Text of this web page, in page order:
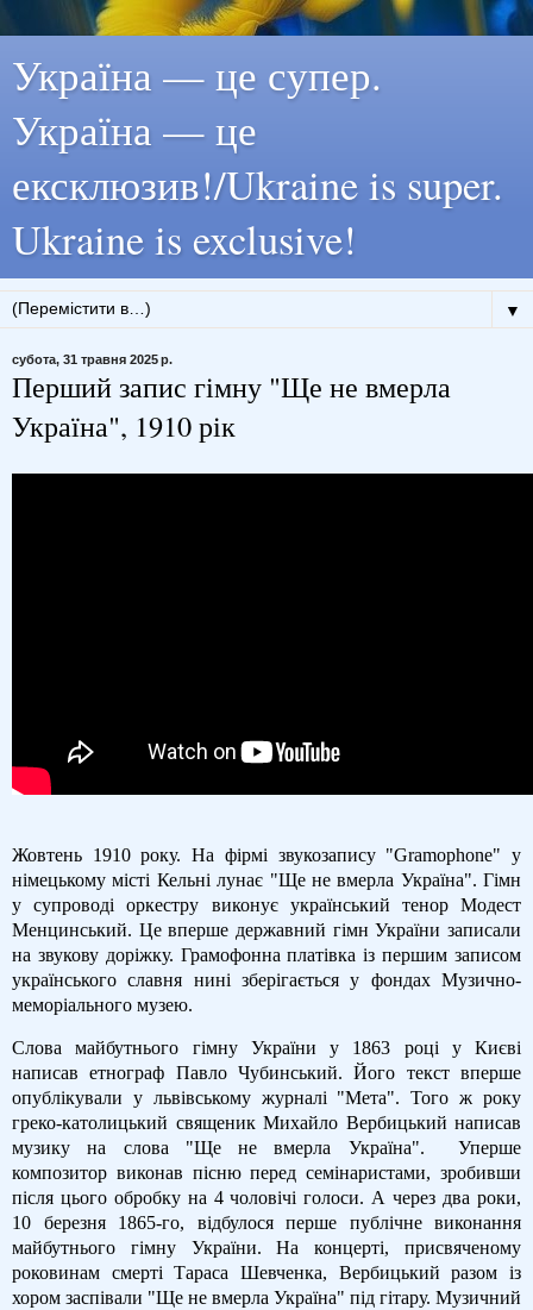
Україна — це супер.
Україна — це
ексклюзив!/Ukraine is super.
Ukraine is exclusive!
▼
субота, 31 травня 2025 р.
Перший запис гімну "Ще не вмерла
Україна", 1910 рік
Жовтень 1910 року. На фірмі звукозапису "Gramophone" у
німецькому місті Кельні лунає "Ще не вмерла Україна". Гімн
у супроводі оркестру виконує український тенор Модест
Менцинський. Це вперше державний гімн України записали
на звукову доріжку. Грамофонна платівка із першим записом
українського славня нині зберігається у фондах Музично-
меморіального музею.
Слова майбутнього гімну України у 1863 році у Києві
написав етнограф Павло Чубинський. Його текст вперше
опублікували у львівському журналі "Мета". Того ж року
греко-католицький священик Михайло Вербицький написав
музику на слова "Ще не вмерла Україна".
Уперше
композитор виконав пісню перед семінаристами, зробивши
після цього обробку на 4 чоловічі голоси. А через два роки,
10 березня 1865-го, відбулося перше публічне виконання
майбутнього гімну України. На концерті, присвяченому
роковинам смерті Тараса Шевченка, Вербицький разом із
хором заспівали "Ще не вмерла Україна" під гітару. Музичний